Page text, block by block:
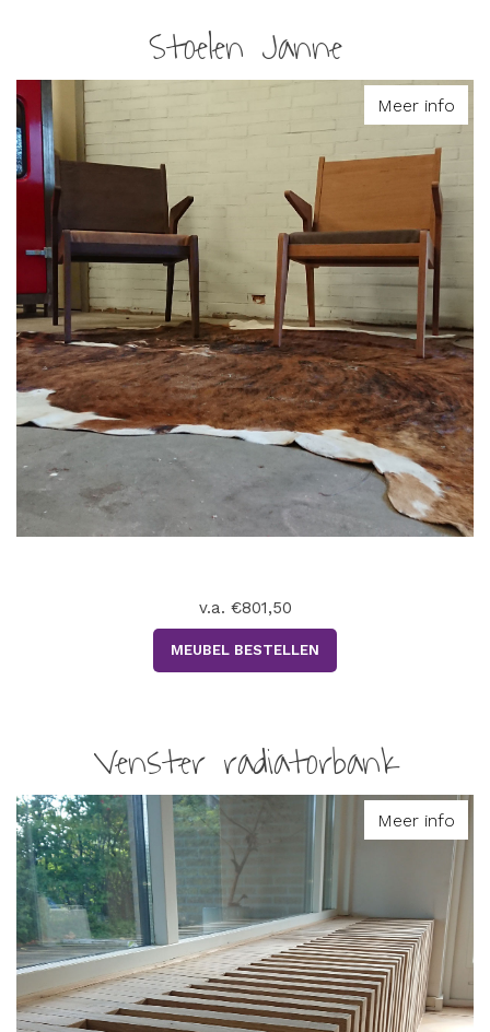
Stoelen Janne
Meer info
v.a. €801,50
MEUBEL BESTELLEN
Venster radiatorbank
Meer info